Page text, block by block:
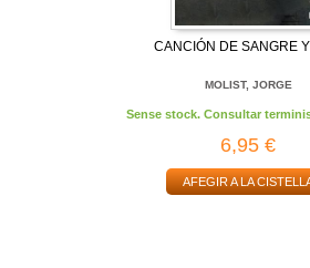
CANCIÓN DE SANGRE
MOLIST, JORGE
Sense stock. Consultar
6,95 €
AFEGIR A LA